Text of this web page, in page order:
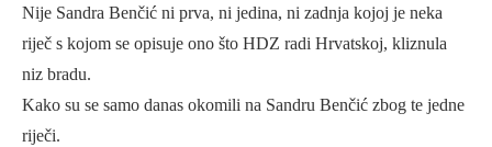
Nije Sandra Benčić ni prva, ni jedina, ni zadnja kojoj je neka
riječ s kojom se opisuje ono što HDZ radi Hrvatskoj, kliznula
niz bradu.
Kako su se samo danas okomili na Sandru Benčić zbog te jedne
riječi.